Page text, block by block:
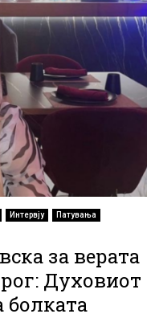
Интервју
Патувања
за верата
Духовиот
болката